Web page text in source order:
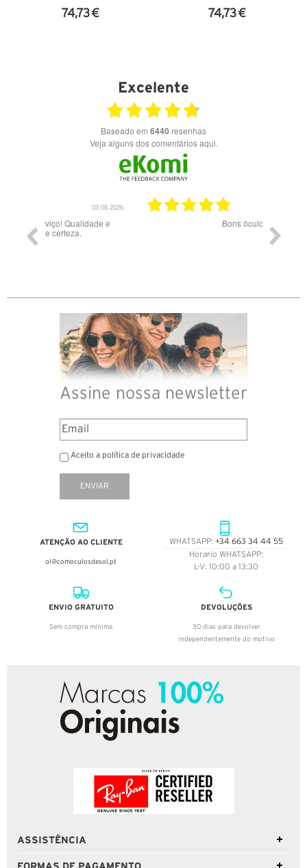
74,73 €
74,73 €
Excelente
Baseado em 6440 resenhas
Veja alguns dos comentários aqui.
28.07.2026
Assine nossa newsletter
Aceito a política de privacidade
ENVIAR
ATENÇÃO AO CLIENTE
oi@comoculosdesol.pt
WHATSAPP: +34 663 34 44 55
Horario WHATSAPP:
L-V: 10:00 a 13:30
ENVIO GRATUITO
Sem compra mínima
DEVOLUÇÕES
30 dias para devolver
independentemente do motivo
ASSISTÊNCIA